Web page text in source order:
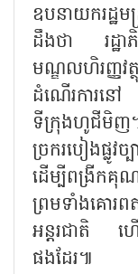
ឧបនាយករដ្
ដឹងថា រដ្ឋា
មណ្ឌលហិរញ្ញវត្
ដំណើរការ
ទីក្រុងហូជីមិញ។
ច្រករបៀងផ្លូវ
ដើម្បីពង្រីក
ព្រមទាំងគោរ
អន្តរជាតិ ហើ
ផងដែរ៕